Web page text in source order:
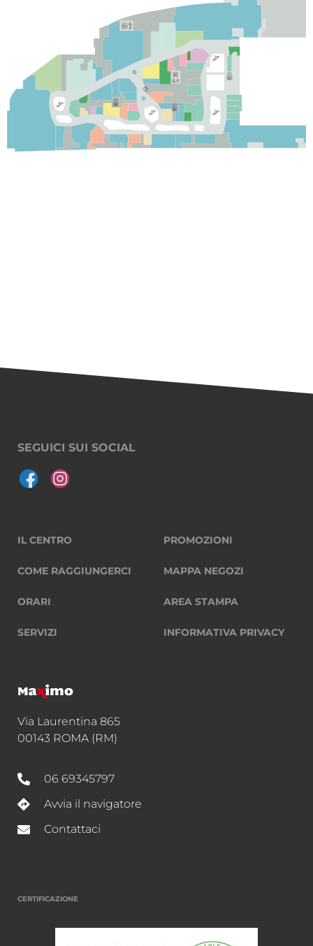
SEGUICI SUI SOCIAL
IL CENTRO
COME RAGGIUNGERCI
ORARI
SERVIZI
PROMOZIONI
MAPPA NEGOZI
AREA STAMPA
INFORMATIVA PRIVACY
Via Laurentina 865
00143 ROMA (RM)
06 69345797
Avvia il navigatore
Contattaci
CERTIFICAZIONE